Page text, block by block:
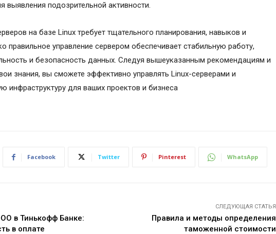
выявления подозрительной активности.
на базе Linux требует тщательного планирования, навыков и
правильное управление сервером обеспечивает стабильную работу,
и безопасность данных. Следуя вышеуказанным рекомендациям и
знания, вы сможете эффективно управлять Linux-серверами и
инфраструктуру для ваших проектов и бизнеса
Facebook Twitter Pinterest WhatsApp
в Тинькофф Банке:
в оплате
СЛЕДУЮЩАЯ СТАТЬЯ
Правила и методы определения
таможенной стоимости